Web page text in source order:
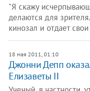
"Я скажу
делаются для
кинозал и отдает
18 мая 2011, 01:10
Джонни Депп
Елизаветы II